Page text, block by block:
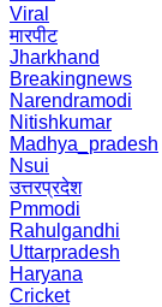
Viral
मारपीट
Jharkhand
Breakingnews
Narendramodi
Nitishkumar
Madhya_pradesh
Nsui
उत्तरप्रदेश
Pmmodi
Rahulgandhi
Uttarpradesh
Haryana
Cricket